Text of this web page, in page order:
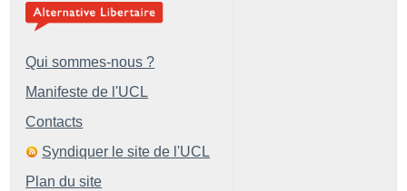
Qui sommes-nous ?
Manifeste de l'UCL
Contacts
Syndiquer le site de l'UCL
Plan du site